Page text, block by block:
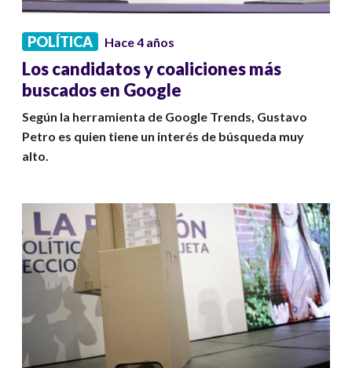
POLÍTICA Hace 4 años
Los candidatos y coaliciones más
buscados en Google
Según la herramienta de Google Trends, Gustavo
Petro es quien tiene un interés de búsqueda muy
alto.